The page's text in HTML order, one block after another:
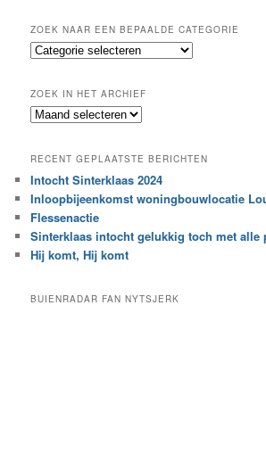
k
e
n
ZOEK NAAR EEN BEPAALDE CATEGORIE
Z
k
n
e
e
n
b
e
a
ZOEK IN HET ARCHIEF
Z
k
i
n
h
e
t
c
RECENT GEPLAATSTE BERICHTEN
Intocht Sinterklaas 2024
Inloopbijeenkomst woningbouwlocatie
Flessenactie
Sinterklaas intocht gelukkig toch met alle
Hij komt, Hij komt
BUIENRADAR FAN NYTSJERK